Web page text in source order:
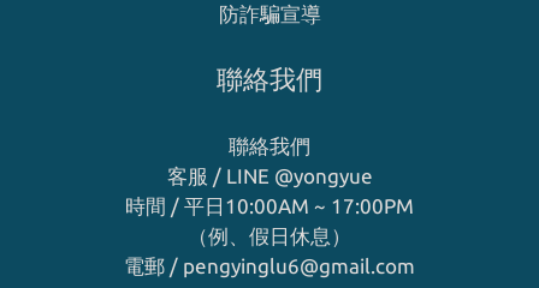
防詐騙宣導
聯絡我們
聯絡我們
客服 / LINE @yongyue
時間 / 平日10:00AM ~ 17:00PM
（例、假日休息）
電郵 / pengyinglu6@gmail.com